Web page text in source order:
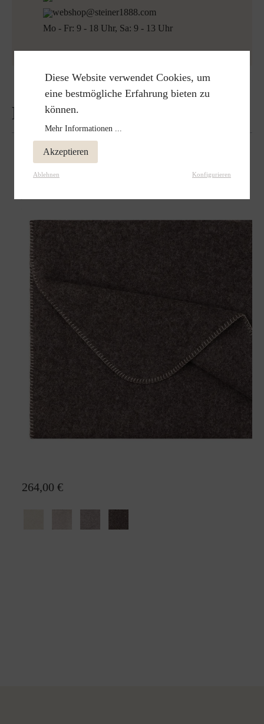
webshop@steiner1888.com
Mo - Fr: 9 - 18 Uhr, Sa: 9 - 13 Uhr
Bewertungen
Passt perfekt dazu
264,00 €
Diese Website verwendet Cookies, um
eine bestmögliche Erfahrung bieten zu
können.
Mehr Informationen ...
Akzeptieren
Ablehnen Konfigurieren